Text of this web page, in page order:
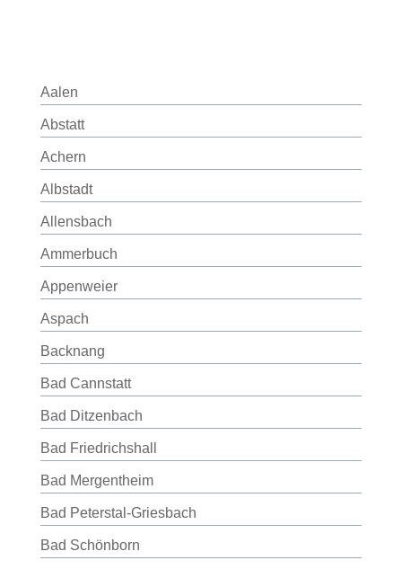
Aalen
Abstatt
Achern
Albstadt
Allensbach
Ammerbuch
Appenweier
Aspach
Backnang
Bad Cannstatt
Bad Ditzenbach
Bad Friedrichshall
Bad Mergentheim
Bad Peterstal-Griesbach
Bad Schönborn